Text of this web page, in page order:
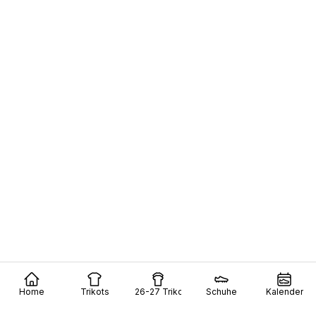
Home Trikots 26-27 Trikots Schuhe Kalender